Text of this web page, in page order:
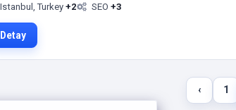
Istanbul, Turkey +2 SEO+3
Detay
‹ 1